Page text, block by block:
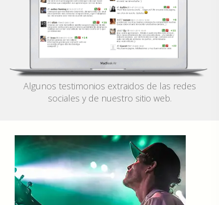
Algunos testimonios extraidos de las redes
sociales y de nuestro sitio web.